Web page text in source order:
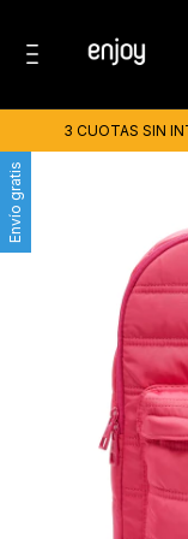
3 CUOTAS SIN
Envío gratis